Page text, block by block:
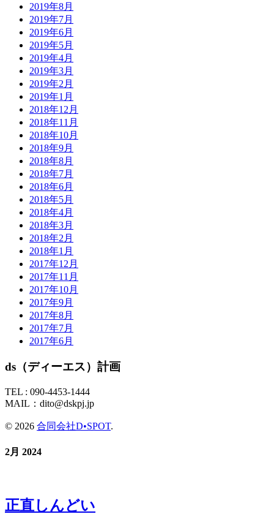
2019年8月
2019年7月
2019年6月
2019年5月
2019年4月
2019年3月
2019年2月
2019年1月
2018年12月
2018年11月
2018年10月
2018年9月
2018年8月
2018年7月
2018年6月
2018年5月
2018年4月
2018年3月
2018年2月
2018年1月
2017年12月
2017年11月
2017年10月
2017年9月
2017年8月
2017年7月
2017年6月
ds（ディーエス）計画
TEL : 090-4453-1444
MAIL： dito@dskpj.jp
© 2026 合同会社D•SPOT.
2月 2024
正直しんどい